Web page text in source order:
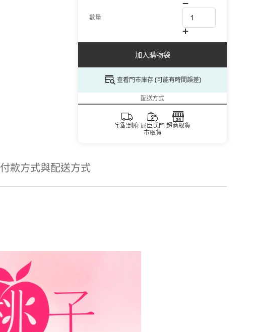
數量
加入購物袋
查看門市庫存 (可能有時間誤差)
配送方式
宅配到府 屈臣氏門
市取貨
超商取貨
付款方式與配送方式